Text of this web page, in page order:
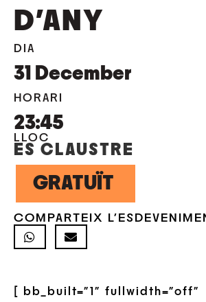
D’ANY
DIA
31 December
HORARI
23:45
LLOC
ES CLAUSTRE
GRATUÏT
COMPARTEIX
[ bb_built=”1″ fullwidth=”off”